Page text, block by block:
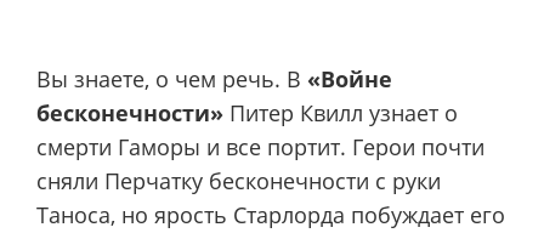
Вы знаете, о чем речь. В «Войне
бесконечности» Питер Квилл узнает о
смерти Гаморы и все портит. Герои почти
сняли Перчатку бесконечности с руки
Таноса, но ярость Старлорда побуждает его